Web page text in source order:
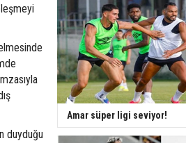
duyduğu
Amar süper ligi seviyor!